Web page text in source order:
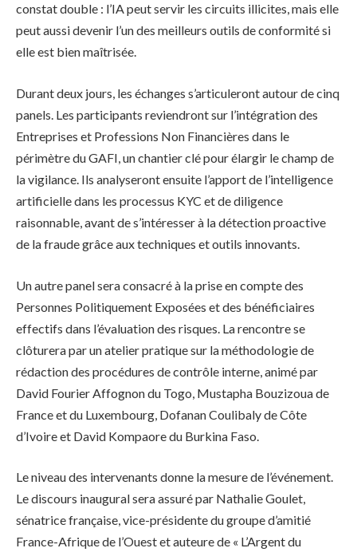
constat double : l’IA peut servir les circuits illicites, mais elle
peut aussi devenir l’un des meilleurs outils de conformité si
elle est bien maîtrisée.
Durant deux jours, les échanges s’articuleront autour de cinq
panels. Les participants reviendront sur l’intégration des
Entreprises et Professions Non Financières dans le
périmètre du GAFI, un chantier clé pour élargir le champ de
la vigilance. Ils analyseront ensuite l’apport de l’intelligence
artificielle dans les processus KYC et de diligence
raisonnable, avant de s’intéresser à la détection proactive
de la fraude grâce aux techniques et outils innovants.
Un autre panel sera consacré à la prise en compte des
Personnes Politiquement Exposées et des bénéficiaires
effectifs dans l’évaluation des risques. La rencontre se
clôturera par un atelier pratique sur la méthodologie de
rédaction des procédures de contrôle interne, animé par
David Fourier Affognon du Togo, Mustapha Bouzizoua de
France et du Luxembourg, Dofanan Coulibaly de Côte
d’Ivoire et David Kompaore du Burkina Faso.
Le niveau des intervenants donne la mesure de l’événement.
Le discours inaugural sera assuré par Nathalie Goulet,
sénatrice française, vice-présidente du groupe d’amitié
France-Afrique de l’Ouest et auteure de « L’Argent du